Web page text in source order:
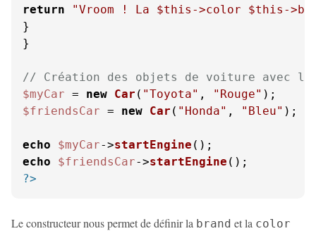
return
"Vroom ! La $this ->color $this -
}
}
// Création des objets de voiture avec le
$myCar = new Car ( "Toyota" , "Rouge"
$friendsCar = new Car ( "Honda" , "Bleu" );
echo $myCar->startEngine
echo
$friendsCar->startEngine
?>
Le constructeur nous permet de définir la brand et la color